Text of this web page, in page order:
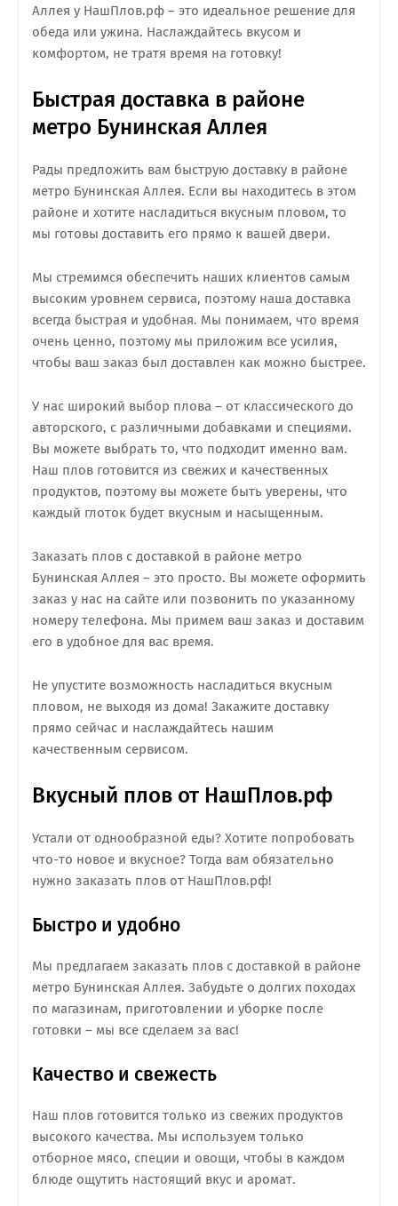
Аллея у НашПлов.рф – это идеальное решение для
обеда или ужина. Наслаждайтесь вкусом и
комфортом, не тратя время на готовку!
Быстрая доставка в районе
метро Бунинская Аллея
Рады предложить вам быструю доставку в районе
метро Бунинская Аллея. Если вы находитесь в этом
районе и хотите насладиться вкусным пловом, то
мы готовы доставить его прямо к вашей двери.
Мы стремимся обеспечить наших клиентов самым
высоким уровнем сервиса, поэтому наша доставка
всегда быстрая и удобная. Мы понимаем, что время
очень ценно, поэтому мы приложим все усилия,
чтобы ваш заказ был доставлен как можно быстрее.
У нас широкий выбор плова – от классического до
авторского, с различными добавками и специями.
Вы можете выбрать то, что подходит именно вам.
Наш плов готовится из свежих и качественных
продуктов, поэтому вы можете быть уверены, что
каждый глоток будет вкусным и насыщенным.
Заказать плов с доставкой в районе метро
Бунинская Аллея – это просто. Вы можете оформить
заказ у нас на сайте или позвонить по указанному
номеру телефона. Мы примем ваш заказ и доставим
его в удобное для вас время.
Не упустите возможность насладиться вкусным
пловом, не выходя из дома! Закажите доставку
прямо сейчас и наслаждайтесь нашим
качественным сервисом.
Вкусный плов от НашПлов.рф
Устали от однообразной еды? Хотите попробовать
что-то новое и вкусное? Тогда вам обязательно
нужно заказать плов от НашПлов.рф!
Быстро и удобно
Мы предлагаем заказать плов с доставкой в районе
метро Бунинская Аллея. Забудьте о долгих походах
по магазинам, приготовлении и уборке после
готовки – мы все сделаем за вас!
Качество и свежесть
Наш плов готовится только из свежих продуктов
высокого качества. Мы используем только
отборное мясо, специи и овощи, чтобы в каждом
блюде ощутить настоящий вкус и аромат.